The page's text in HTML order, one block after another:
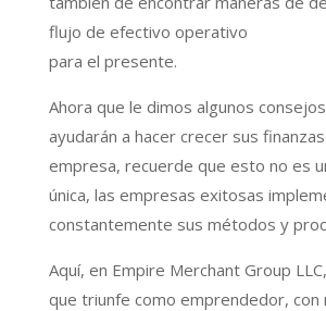
flujo de efectivo operativo
para el presente.
Ahora que le dimos algunos
ayudarán a hacer crecer sus
empresa, recuerde que esto no es
única, las empresas exitosas
constantemente sus métodos y
Aquí, en Empire Merchant Group
que triunfe como emprendedor, con